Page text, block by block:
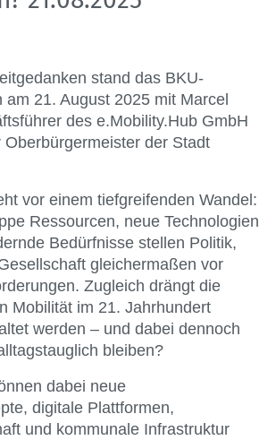
stand das BKU-
am 21. August 2025 mit Marcel
des e.Mobility.Hub GmbH
Oberbürgermeister der Stadt
vor einem tiefgreifenden Wandel:
Ressourcen, neue Technologien
Bedürfnisse stellen Politik,
gleichermaßen vor
Zugleich drängt die
Mobilität im 21. Jahrhundert
werden – und dabei dennoch
bleiben?
dabei neue
digitale Plattformen,
und kommunale Infrastruktur